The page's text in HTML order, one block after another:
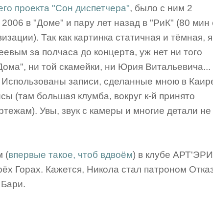
проекта "Сон диспетчера", было с ним 2
в "Доме" и пару лет назад в "РиК" (80 мин
Так как картинка статичная и тёмная, я
за полчаса до концерта, уж нет ни того
ни той скамейки, ни Юрия Витальевича...
Использованы записи, сделанные мною в
(там большая клумба, вокруг к-й принято
Увы, звук с камеры и многие детали не
(впервые такое, чтоб вдвоём) в клубе
Горах. Кажется, Никола стал патроном